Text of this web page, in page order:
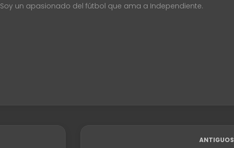
Soy un apasionado del fútbol que ama a Independiente.
ANTIGUOS